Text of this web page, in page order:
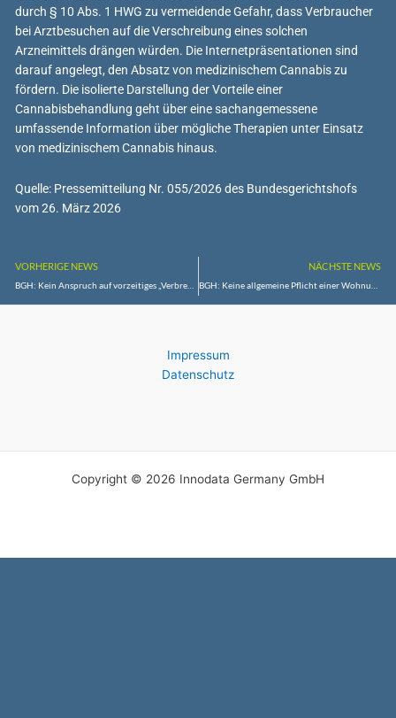
durch § 10 Abs. 1 HWG zu vermeidende Gefahr, dass Verbraucher
bei Arztbesuchen auf die Verschreibung eines solchen
Arzneimittels drängen würden. Die Internetpräsentationen sind
darauf angelegt, den Absatz von medizinischem Cannabis zu
fördern. Die isolierte Darstellung der Vorteile einer
Cannabisbehandlung geht über eine sachangemessene
umfassende Information über mögliche Therapien unter Einsatz
von medizinischem Cannabis hinaus.
Quelle: Pressemitteilung Nr. 055/2026 des Bundesgerichtshofs
vom 26. März 2026
VORHERIGE NEWS NÄCHSTE NEWS
Impressum
Datenschutz
Copyright © 2026 Innodata Germany GmbH